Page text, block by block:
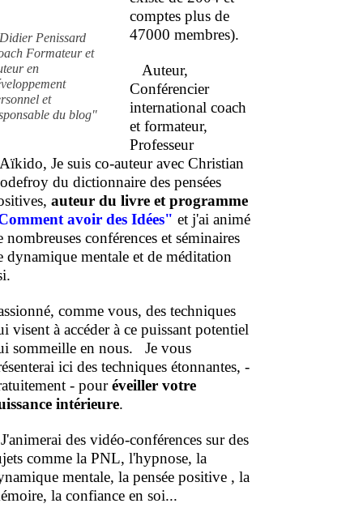
Penissard
Formateur et
en
et
du blog"
comptes plus de
47000 membres).
Auteur,
Conférencier
international coach
et formateur,
Professeur
Je suis co-auteur avec Christian
du dictionnaire des pensées
auteur du livre et programme
avoir des Idées" et j'ai animé
nombreuses conférences et séminaires
dynamique mentale et de méditation
comme vous, des techniques
visent à accéder à ce puissant potentiel
sommeille en nous. Je vous
ici des techniques étonnantes, -
- pouréveiller votre
intérieure.
des vidéo-conférences sur des
comme la PNL, l'hypnose, la
mentale, la pensée positive , la
la confiance en soi...